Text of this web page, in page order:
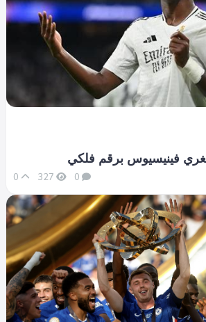
فينيسيوس برقم فلكي
0
327